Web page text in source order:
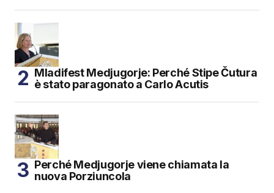
Mladifest Medjugorje: Perché Stipe Čutura
è stato paragonato a Carlo Acutis
Perché Medjugorje viene chiamata la
nuova Porziuncola